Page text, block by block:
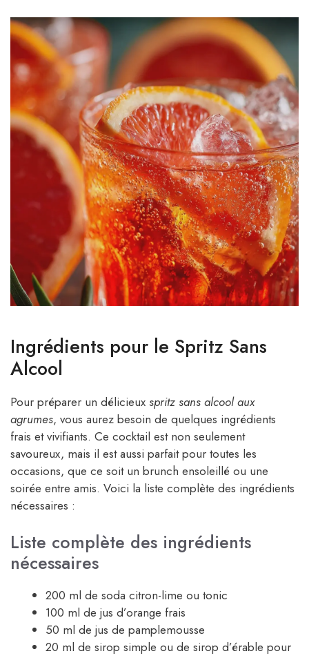
Ingrédients pour le Spritz Sans
Alcool
Pour préparer un délicieux spritz sans alcool aux
agrumes, vous aurez besoin de quelques ingrédients
frais et vivifiants. Ce cocktail est non seulement
savoureux, mais il est aussi parfait pour toutes les
occasions, que ce soit un brunch ensoleillé ou une
soirée entre amis. Voici la liste complète des ingrédients
nécessaires :
Liste complète des ingrédients
nécessaires
200 ml de soda citron-lime ou tonic
100 ml de jus d’orange frais
50 ml de jus de pamplemousse
20 ml de sirop simple ou de sirop d’érable pour